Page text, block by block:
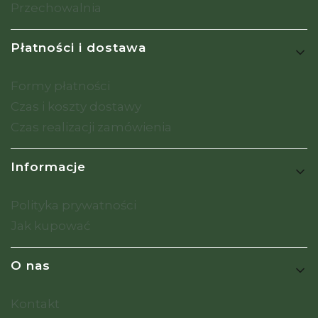
Przechowalnia
Płatności i dostawa
Formy płatności
Czas i koszty dostawy
Czas realizacji zamówienia
Informacje
Polityka prywatności
Jak kupować
O nas
Kontakt